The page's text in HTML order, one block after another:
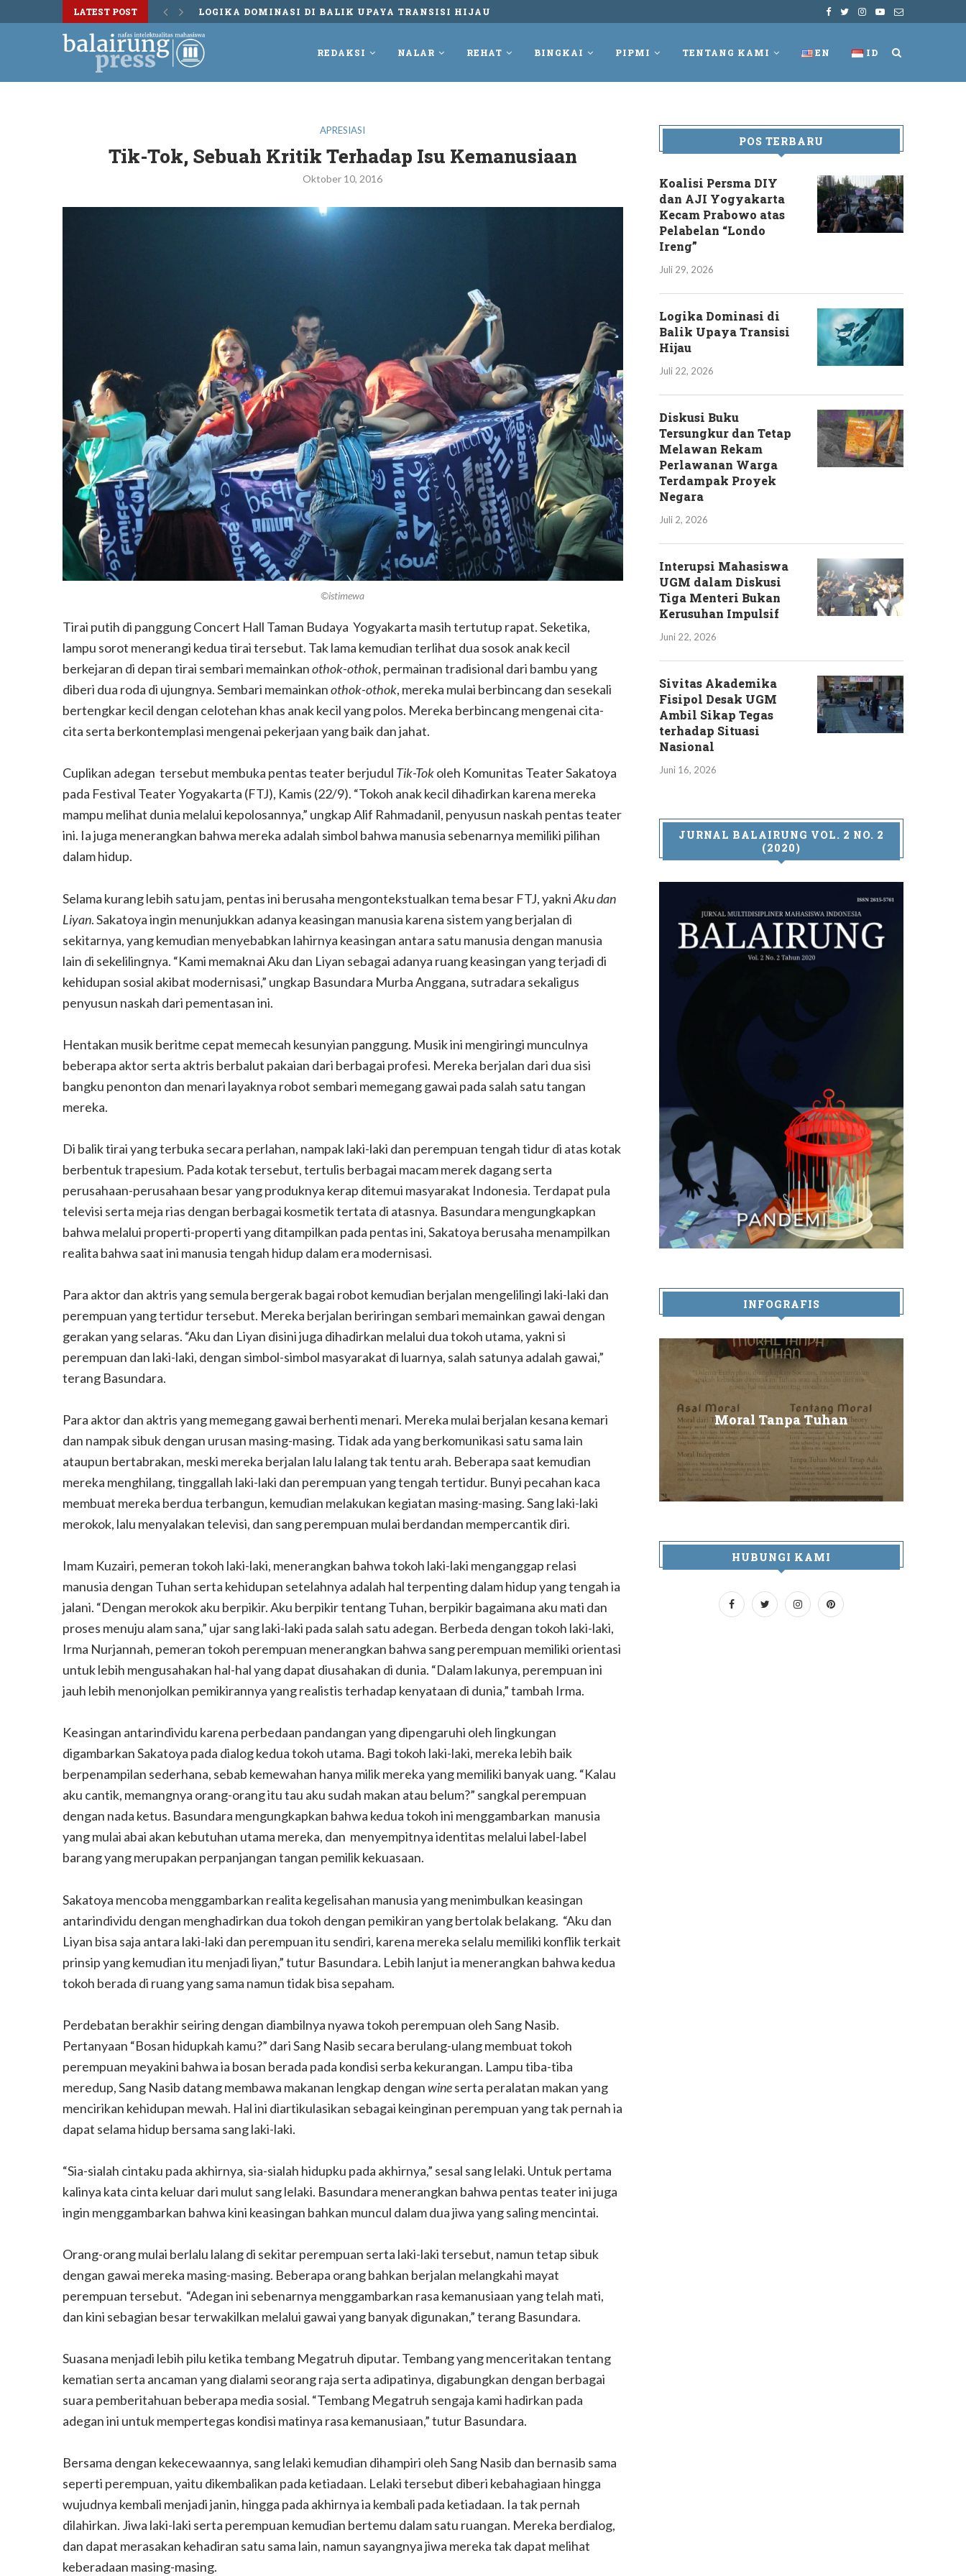
LATEST POST DISKUSI BUKU TERSUNGKUR DAN TETAP MELAWAN REKAM PERLAWANAN...
REDAKSI NALAR REHAT BINGKAI PIPMI TENTANG KAMI EN ID
APRESIASI
Tik-Tok, Sebuah Kritik Terhadap Isu Kemanusiaan
Oktober 10, 2016
©istimewa
Tirai putih di panggung Concert Hall Taman Budaya Yogyakarta masih tertutup rapat. Seketika,
lampu sorot menerangi kedua tirai tersebut. Tak lama kemudian terlihat dua sosok anak kecil
berkejaran di depan tirai sembari memainkanothok-othok, permainan tradisional dari bambu yang
diberi dua roda di ujungnya. Sembari memainkanothok-othok, mereka mulai berbincang dan sesekali
bertengkar kecil dengan celotehan khas anak kecil yang polos. Mereka berbincang mengenai cita-
cita serta berkontemplasi mengenai pekerjaan yang baik dan jahat.
Cuplikan adegan tersebut membuka pentas teater berjudul Tik-Tokoleh Komunitas Teater Sakatoya
pada Festival Teater Yogyakarta (FTJ), Kamis (22/9). “Tokoh anak kecil dihadirkan karena mereka
mampu melihat dunia melalui kepolosannya,” ungkap Alif Rahmadanil, penyusun naskah pentas teater
ini. Ia juga menerangkan bahwa mereka adalah simbol bahwa manusia sebenarnya memiliki pilihan
dalam hidup.
Selama kurang lebih satu jam, pentas ini berusaha mengontekstualkan tema besar FTJ, yakniAku dan
Liyan. Sakatoya ingin menunjukkan adanya keasingan manusia karena sistem yang berjalan di
sekitarnya, yang kemudian menyebabkan lahirnya keasingan antara satu manusia dengan manusia
lain di sekelilingnya. “Kami memaknai Aku dan Liyan sebagai adanya ruang keasingan yang terjadi di
kehidupan sosial akibat modernisasi,” ungkap Basundara Murba Anggana, sutradara sekaligus
penyusun naskah dari pementasan ini.
Hentakan musik beritme cepat memecah kesunyian panggung. Musik ini mengiringi munculnya
beberapa aktor serta aktris berbalut pakaian dari berbagai profesi. Mereka berjalan dari dua sisi
bangku penonton dan menari layaknya robot sembari memegang gawai pada salah satu tangan
mereka.
Di balik tirai yang terbuka secara perlahan, nampak laki-laki dan perempuan tengah tidur di atas kotak
berbentuk trapesium. Pada kotak tersebut, tertulis berbagai macam merek dagang serta
perusahaan-perusahaan besar yang produknya kerap ditemui masyarakat Indonesia. Terdapat pula
televisi serta meja rias dengan berbagai kosmetik tertata di atasnya. Basundara mengungkapkan
bahwa melalui properti-properti yang ditampilkan pada pentas ini, Sakatoya berusaha menampilkan
realita bahwa saat ini manusia tengah hidup dalam era modernisasi.
Para aktor dan aktris yang semula bergerak bagai robot kemudian berjalan mengelilingi laki-laki dan
perempuan yang tertidur tersebut. Mereka berjalan beriringan sembari memainkan gawai dengan
gerakan yang selaras. “Aku dan Liyan disini juga dihadirkan melalui dua tokoh utama, yakni si
perempuan dan laki-laki, dengan simbol-simbol masyarakat di luarnya, salah satunya adalah gawai,”
terang Basundara.
Para aktor dan aktris yang memegang gawai berhenti menari. Mereka mulai berjalan kesana kemari
dan nampak sibuk dengan urusan masing-masing. Tidak ada yang berkomunikasi satu sama lain
ataupun bertabrakan, meski mereka berjalan lalu lalang tak tentu arah. Beberapa saat kemudian
mereka menghilang, tinggallah laki-laki dan perempuan yang tengah tertidur. Bunyi pecahan kaca
membuat mereka berdua terbangun, kemudian melakukan kegiatan masing-masing. Sang laki-laki
merokok, lalu menyalakan televisi, dan sang perempuan mulai berdandan mempercantik diri.
Imam Kuzairi, pemeran tokoh laki-laki, menerangkan bahwatokoh laki-laki menganggap relasi
manusia dengan Tuhan serta kehidupan setelahnya adalah hal terpenting dalam hidup yang tengah ia
jalani. “Dengan merokok aku berpikir. Aku berpikir tentang Tuhan, berpikir bagaimana aku mati dan
proses menuju alam sana,” ujar sang laki-laki pada salah satu adegan. Berbeda dengan tokoh laki-laki,
Irma Nurjannah, pemeran tokoh perempuan menerangkan bahwa sang perempuan memiliki orientasi
untuk lebih mengusahakan hal-hal yang dapat diusahakan di dunia. “Dalam lakunya, perempuan ini
jauh lebih menonjolkan pemikirannya yang realistis terhadap kenyataan di dunia,” tambah Irma.
Keasingan antarindividu karena perbedaan pandangan yang dipengaruhi oleh lingkungan
digambarkan Sakatoya pada dialog kedua tokoh utama. Bagi tokoh laki-laki, mereka lebih baik
berpenampilan sederhana, sebab kemewahan hanya milik mereka yang memiliki banyak uang. “Kalau
aku cantik, memangnya orang-orang itu tau aku sudah makan atau belum?” sangkal perempuan
dengan nada ketus. Basundara mengungkapkan bahwa kedua tokoh ini menggambarkan manusia
yang mulai abai akan kebutuhan utama mereka, dan menyempitnya identitas melalui label-label
barang yang merupakan perpanjangan tangan pemilik kekuasaan.
Sakatoya mencoba menggambarkan realita kegelisahan manusia yang menimbulkan keasingan
antarindividu dengan menghadirkan dua tokoh dengan pemikiran yang bertolak belakang. “Aku dan
Liyan bisa saja antara laki-laki dan perempuan itu sendiri, karena mereka selalu memiliki konflik terkait
prinsip yang kemudian itu menjadi liyan,” tutur Basundara. Lebih lanjut ia menerangkan bahwa kedua
tokoh berada di ruang yang sama namun tidak bisa sepaham.
Perdebatan berakhir seiring dengan diambilnya nyawa tokoh perempuan oleh Sang Nasib.
Pertanyaan “Bosan hidupkah kamu?” dari Sang Nasib secara berulang-ulang membuat tokoh
perempuan meyakini bahwa ia bosan berada pada kondisi serba kekurangan. Lampu tiba-tiba
meredup, Sang Nasib datang membawa makanan lengkap denganwineserta peralatan makan yang
mencirikan kehidupan mewah. Hal ini diartikulasikan sebagai keinginan perempuan yang tak pernah ia
dapat selama hidup bersama sang laki-laki.
“Sia-sialah cintaku pada akhirnya, sia-sialah hidupku pada akhirnya,” sesal sang lelaki. Untuk pertama
kalinya kata cinta keluar dari mulut sang lelaki. Basundara menerangkan bahwa pentas teater ini juga
ingin menggambarkan bahwa kini keasingan bahkan muncul dalam dua jiwa yang saling mencintai.
Orang-orang mulai berlalu lalang di sekitar perempuan serta laki-laki tersebut, namun tetap sibuk
dengan gawai mereka masing-masing. Beberapa orang bahkan berjalan melangkahi mayat
perempuan tersebut. “Adegan ini sebenarnya menggambarkan rasa kemanusiaan yang telah mati,
dan kini sebagian besar terwakilkan melalui gawai yang banyak digunakan,” terang Basundara.
Suasana menjadi lebih pilu ketika tembang Megatruh diputar. Tembang yang menceritakan tentang
kematian serta ancaman yang dialami seorang raja serta adipatinya, digabungkan dengan berbagai
suara pemberitahuan beberapa media sosial. “Tembang Megatruh sengaja kami hadirkan pada
adegan ini untuk mempertegas kondisi matinya rasa kemanusiaan,” tutur Basundara.
Bersama dengan kekecewaannya, sang lelaki kemudian dihampiri oleh Sang Nasib dan bernasib sama
seperti perempuan, yaitu dikembalikan pada ketiadaan. Lelaki tersebut diberi kebahagiaan hingga
wujudnya kembali menjadi janin, hingga pada akhirnya ia kembali pada ketiadaan. Ia tak pernah
dilahirkan. Jiwa laki-laki serta perempuan kemudian bertemu dalam satu ruangan. Mereka berdialog,
dan dapat merasakan kehadiran satu sama lain, namun sayangnya jiwa mereka tak dapat melihat
keberadaan masing-masing.
POS TERBARU
Koalisi Persma DIY
dan AJI Yogyakarta
Kecam Prabowo atas
Pelabelan “Londo
Ireng”
Juli 29, 2026
Logika Dominasi di
Balik Upaya Transisi
Hijau
Juli 22, 2026
Diskusi Buku
Tersungkur dan Tetap
Melawan Rekam
Perlawanan Warga
Terdampak Proyek
Negara
Juli 2, 2026
Interupsi Mahasiswa
UGM dalam Diskusi
Tiga Menteri Bukan
Kerusuhan Impulsif
Juni 22, 2026
Sivitas Akademika
Fisipol Desak UGM
Ambil Sikap Tegas
terhadap Situasi
Nasional
Juni 16, 2026
JURNAL BALAIRUNG VOL. 2 NO. 2
(2020)
INFOGRAFIS
Gunungkidul Yu Par, Legenda Kantin bonbin
dengan Berubah Menjadi
Panda
Moral Tanpa Tuhan
HUBUNGI KAMI